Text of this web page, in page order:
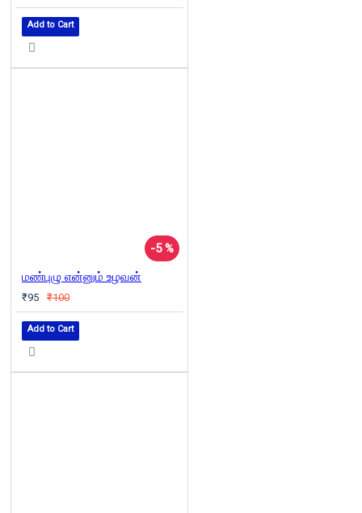
Add to Cart
-5 %
மண்புழு என்னும் உழவன்
₹95 ₹100
Add to Cart